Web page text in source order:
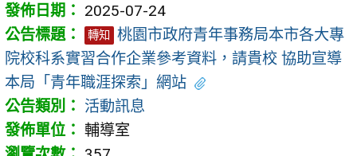
2025-07-24
轉知
桃園市政府青年事務局本市各大專
院校科系實習合作企業參考資料，請貴校 協助宣導
本局「青年職涯探索」網站
活動訊息
輔導室